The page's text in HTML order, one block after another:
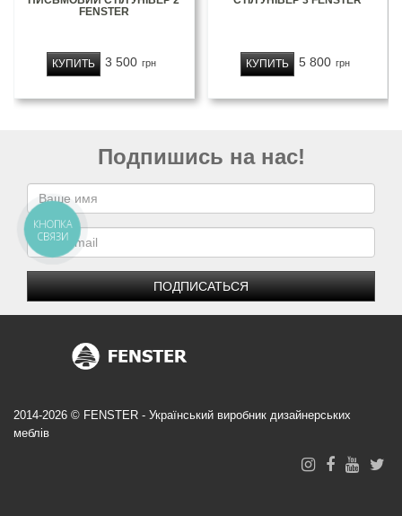
FENSTER
3 500 грн
КУПИТЬ 5 800 грн
КУПИТЬ
Подпишись на нас!
ПОДПИСАТЬСЯ
2014-2026 © FENSTER - Український виробник дизайнерських
меблів
КНОПКА
СВЯЗИ